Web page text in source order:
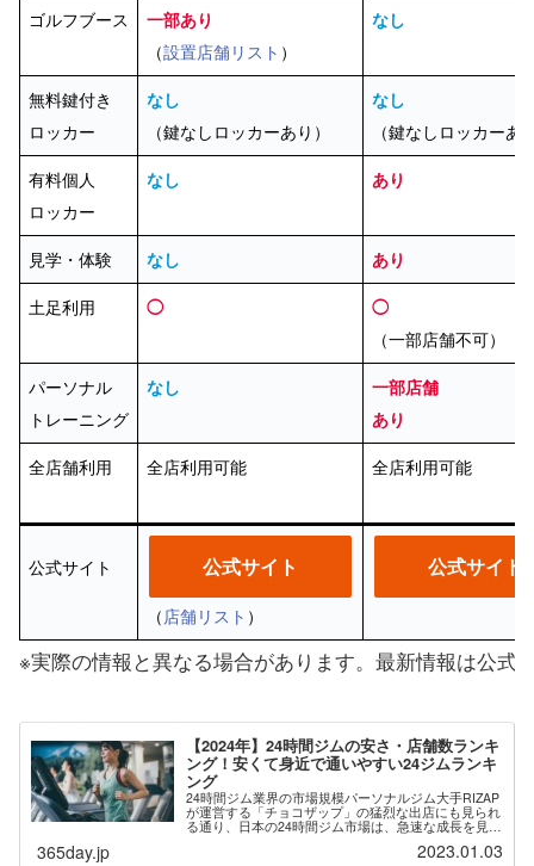
ゴルフブース 一部あり
（設置店舗リスト ）
なし
無料鍵付き
ロッカー
なし
（鍵なしロッカーあり）
なし
（鍵なしロッカーあ
有料個人
ロッカー
なし あり
見学・体験 なし あり
土足利用 ◯ ◯
（一部店舗不可）
パーソナル
トレーニング
なし
一部店舗
あり
全店舗利用 全店利用可能 全店利用可能
公式サイト 公式サイト
（ 店舗リスト ）
公式サイト
※実際の情報と異なる場合があります。最新情報は公式
【2024年】24時間ジムの安さ・店舗数ランキ
ング！安くて身近で通いやすい24ジムランキ
ング
24時間ジム業界の市場規模パーソナルジム大手RIZAP
が運営する「チョコザップ」の猛烈な出店にも見られ
る通り、日本の24時間ジム市場は、急速な成長を見せ
ムの導入により、運営コストを下げた低価格...
365day.jp 2023.01.03